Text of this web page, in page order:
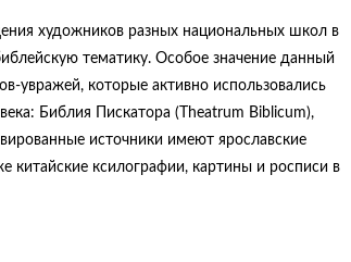
художников разных национальных школ в
тематику. Особое значение данный
увражей, которые активно использовались
Библия Пискатора (Theatrum Вiblicum),
источники имеют ярославские
китайские ксилографии, картины и росписи в